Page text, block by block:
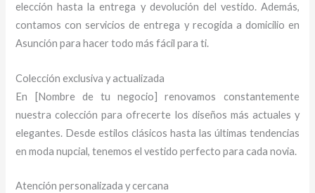
elección hasta la entrega y devolución del vestido. Además,
contamos con servicios de entrega y recogida a domicilio en
Asunción para hacer todo más fácil para ti.
Colección exclusiva y actualizada
En [Nombre de tu negocio] renovamos constantemente
nuestra colección para ofrecerte los diseños más actuales y
elegantes. Desde estilos clásicos hasta las últimas tendencias
en moda nupcial, tenemos el vestido perfecto para cada novia.
Atención personalizada y cercana